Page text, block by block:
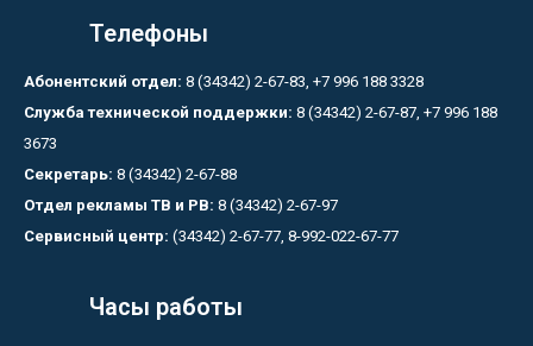
Телефоны
Абонентский отдел: 8 (34342) 2-67-83, +7 996 188 3328
Служба технической поддержки: 8 (34342) 2-67-87, +7 996 188
3673
Секретарь: 8 (34342) 2-67-88
Отдел рекламы ТВ и РВ: 8 (34342) 2-67-97
Сервисный центр: (34342) 2-67-77, 8-992-022-67-77
Часы работы